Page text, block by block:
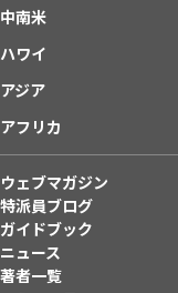
中南米
ハワイ
アジア
アフリカ
ウェブマガジン
特派員ブログ
ガイドブック
ニュース
著者一覧